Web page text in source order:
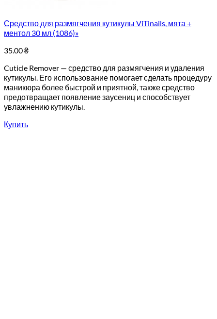
Средство для размягчения кутикулы ViTinails, мята +
ментол 30 мл (1086)»
35.00₴
Cuticle Remover — средство для размягчения и удаления
кутикулы. Его использование помогает сделать процедуру
маникюра более быстрой и приятной, также средство
предотвращает появление заусениц и способствует
увлажнению кутикулы.
Купить